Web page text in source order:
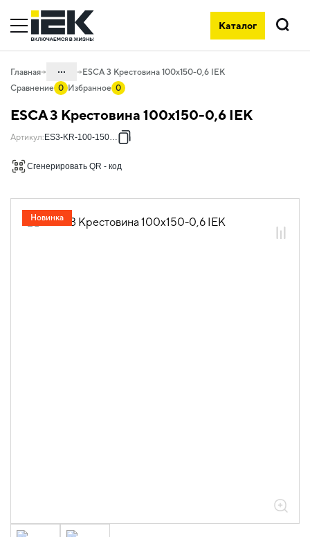
Каталог
Поиск
Главная ...
05.04.04 Аксессуары для лотков
листовых ESCA
ESCA 3 Крестовина 100х150-0,6 IEK
Сравнение 0 Избранное 0
ESCA 3 Крестовина 100х150-0,6 IEK
Новинка
Артикул: ES3-KR-100-150-06
Сгенерировать QR - код